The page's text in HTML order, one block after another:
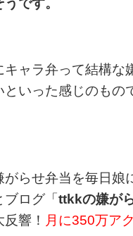
です。
キャラ弁って結構な
いった感じのもの
がらせ弁当を毎日
ブログ「ttkkの嫌が
響！
月に350万ア